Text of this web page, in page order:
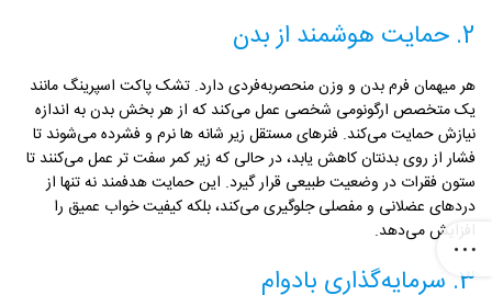
2. حمایت هوشمند از بدن
هر میهمان فرم بدن و وزن منحصربه‌فردی دارد. تشک پاکت اسپرینگ مانند
یک متخصص ارگونومی شخصی عمل می‌کند که از هر بخش بدن به اندازه
نیازش حمایت می‌کند. فنرهای مستقل زیر شانه ها نرم و فشرده می‌شوند تا
فشار از روی بدنتان کاهش یابد، در حالی که زیر کمر سفت‌ تر عمل می‌کنند تا
ستون فقرات در وضعیت طبیعی قرار گیرد. این حمایت هدفمند نه تنها از
دردهای عضلانی و مفصلی جلوگیری می‌کند، بلکه کیفیت خواب عمیق را
افزایش می‌دهد.
3. سرمایه‌گذاری بادوام